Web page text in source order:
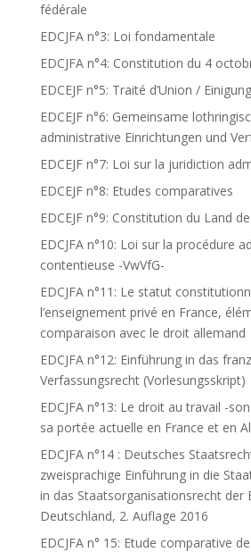
fédérale
EDCJFA n°3: Loi fondamentale
EDCJFA n°4: Constitution du 4
EDCEJF n°5: Traité d’Union /
EDCEJF n°6: Gemeinsame
administrative Einrichtungen und
EDCEJF n°7: Loi sur la juridiction
EDCEJF n°8: Etudes comparatives
EDCEJF n°9: Constitution du Land
EDCJFA n°10: Loi sur la procédure
contentieuse -VwVfG-
EDCJFA n°11: Le statut
l’enseignement privé en France,
comparaison avec le droit allemand
EDCJFA n°12: Einführung in das
Verfassungsrecht (Vorlesungsskript)
EDCJFA n°13: Le droit au travail -
sa portée actuelle en France et en
EDCJFA n°14 : Deutsches
zweisprachige Einführung in die
in das Staatsorganisationsrecht der
Deutschland, 2. Auflage 2016
EDCJFA n° 15: Etude comparative